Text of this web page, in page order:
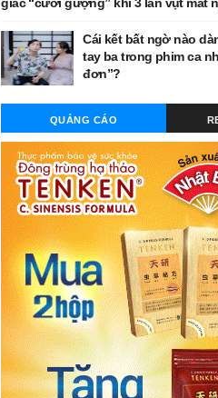
Cái kết bất ngờ nào
tay ba trong phim ca
đơn”?
QUẢNG CÁO